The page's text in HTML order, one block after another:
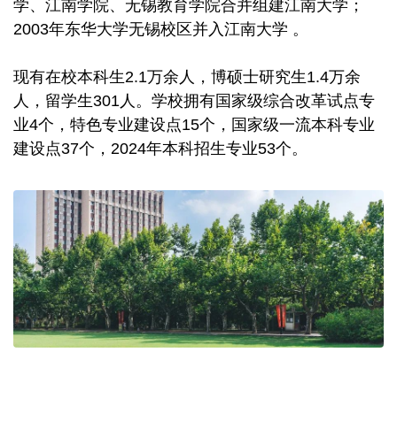
学、江南学院、无锡教育学院合并组建江南大学；
2003年东华大学无锡校区并入江南大学 。
现有在校本科生2.1万余人，博硕士研究生1.4万余
人，留学生301人。学校拥有国家级综合改革试点专
业4个，特色专业建设点15个，国家级一流本科专业
建设点37个，2024年本科招生专业53个。